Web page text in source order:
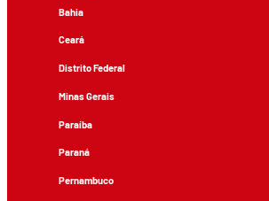
Bahia
Ceará
Distrito Federal
Minas Gerais
Paraíba
Paraná
Pernambuco